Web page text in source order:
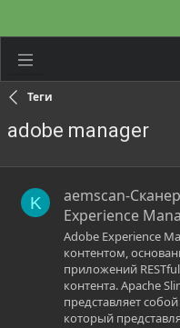
Теги
adobe manager
K
aemscan-
Experience
Adobe Experience
контентом,
приложений
контента. Apache
представляет
который